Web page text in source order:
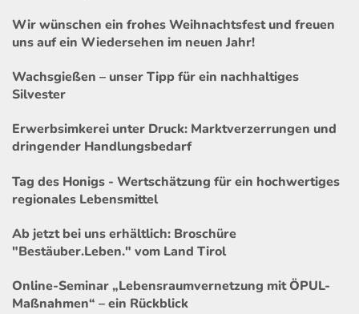
Wir wünschen ein frohes Weihnachtsfest und freuen
uns auf ein Wiedersehen im neuen Jahr!
Wachsgießen – unser Tipp für ein nachhaltiges
Silvester
Erwerbsimkerei unter Druck: Marktverzerrungen und
dringender Handlungsbedarf
Tag des Honigs - Wertschätzung für ein hochwertiges
regionales Lebensmittel
Ab jetzt bei uns erhältlich: Broschüre
"Bestäuber.Leben." vom Land Tirol
Online-Seminar „Lebensraumvernetzung mit ÖPUL-
Maßnahmen“ – ein Rückblick